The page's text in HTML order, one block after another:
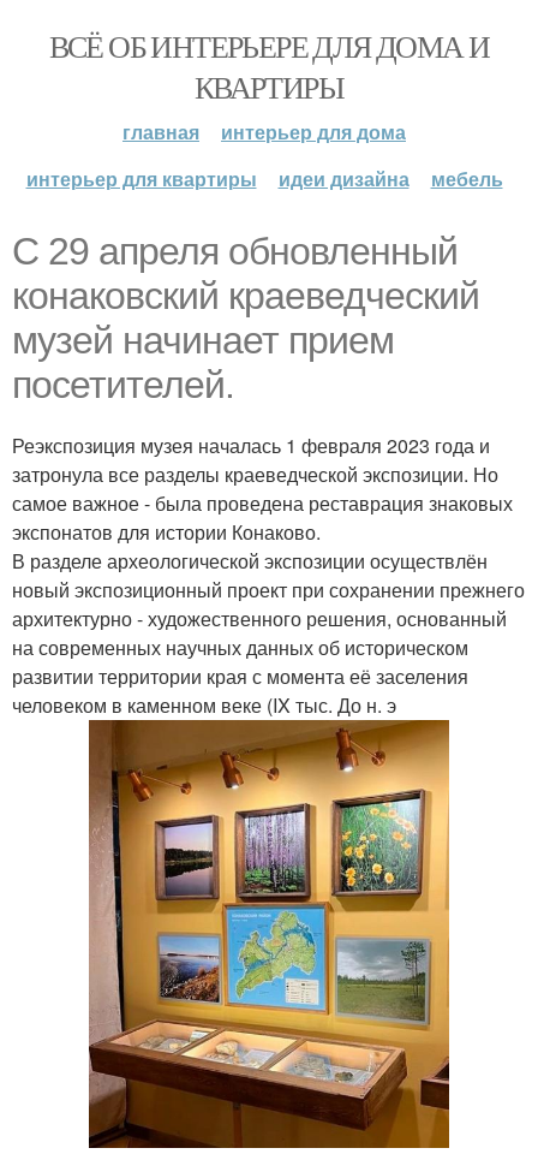
ВСЁ ОБ ИНТЕРЬЕРЕ ДЛЯ ДОМА И
КВАРТИРЫ
главная
интерьер для дома
интерьер для квартиры
идеи дизайна мебель
С 29 апреля обновленный
конаковский краеведческий
музей начинает прием
посетителей.
Реэкспозиция музея началась 1 февраля 2023 года и
затронула все разделы краеведческой экспозиции. Но
самое важное - была проведена реставрация знаковых
экспонатов для истории Конаково.
В разделе археологической экспозиции осуществлён
новый экспозиционный проект при сохранении прежнего
архитектурно - художественного решения, основанный
на современных научных данных об историческом
развитии территории края с момента её заселения
человеком в каменном веке (IX тыс. До н. э